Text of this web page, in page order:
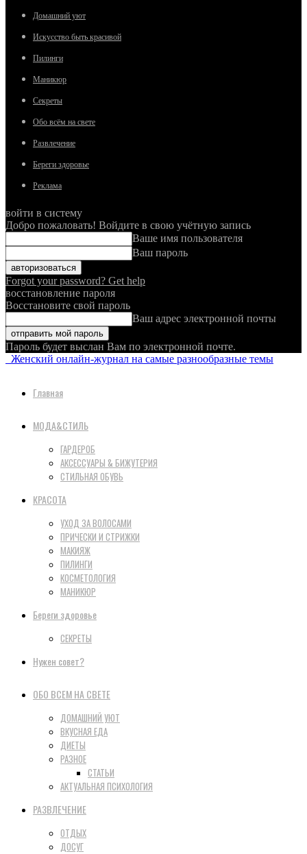
Домашний уют
Искусство быть красивой
Пилинги
Маникюр
Секреты
Обо всём на свете
Развлечение
Береги здоровье
Реклама
войти в систему
Добро пожаловать! Войдите в свою учётную запись
Ваше имя пользователя
Ваш пароль
Forgot your password? Get help
восстановление пароля
Восстановите свой пароль
Ваш адрес электронной почты
Пароль будет выслан Вам по электронной почте.
Женский онлайн-журнал на самые разнообразные темы
Главная
МОДА&СТИЛЬ
ГАРДЕРОБ
АКСЕССУАРЫ & БИЖУТЕРИЯ
СТИЛЬНАЯ ОБУВЬ
КРАСОТА
УХОД ЗА ВОЛОСАМИ
ПРИЧЕСКИ И СТРИЖКИ
МАКИЯЖ
ПИЛИНГИ
КОСМЕТОЛОГИЯ
МАНИКЮР
Береги здоровье
СЕКРЕТЫ
Нужен совет?
ОБО ВСЕМ НА СВЕТЕ
ДОМАШНИЙ УЮТ
ВКУСНАЯ ЕДА
ДИЕТЫ
РАЗНОЕ
СТАТЬИ
АКТУАЛЬНАЯ ПСИХОЛОГИЯ
РАЗВЛЕЧЕНИЕ
ОТДЫХ
ДОСУГ